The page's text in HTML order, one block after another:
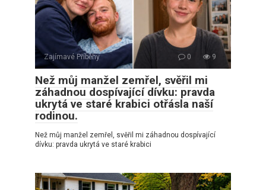
Zajímavé Příběhy 0 9
Než můj manžel zemřel, svěřil mi
záhadnou dospívající dívku: pravda
ukrytá ve staré krabici otřásla naší
rodinou.
Než můj manžel zemřel, svěřil mi záhadnou dospívající
dívku: pravda ukrytá ve staré krabici